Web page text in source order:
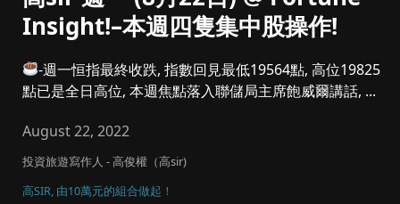
Insight!–本週四隻集中股操作!
-週一恒指最終收跌, 指數回見最低19564點, 高位19825
點已是全日高位, 本週焦點落入聯儲局主席飽威爾講話, ...
August 22, 2022
投資旅遊寫作人 - 高俊權（高sir)
高SIR, 由10萬元的組合做起！